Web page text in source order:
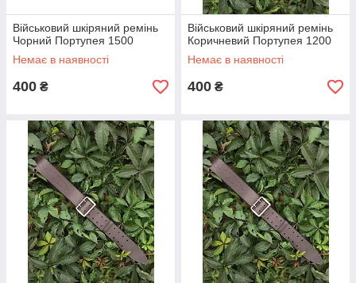
Військовий шкіряний ремінь
Чорний Портупея 1500
Немає в наявності
400 ₴
Військовий шкіряний ремінь
Коричневий Портупея 1200
Немає в наявності
400 ₴